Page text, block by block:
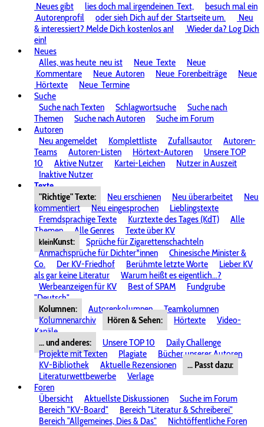
Neues gibt
lies doch mal irgendeinen Text,
besuch mal ein
Autorenprofil
oder sieh Dich auf der Startseite um.
Neu
& interessiert? Melde Dich kostenlos an!
Wieder da? Log Dich
ein!
Neues
Alles, was heute neu ist Neue Texte
Neue
Kommentare
Neue Autoren Neue Forenbeiträge
Neue
Hörtexte
Neue Termine
Suche
Suche nach Texten
Schlagwortsuche
Suche nach
Themen
Suche nach Autoren
Suche im Forum
Autoren
Neu angemeldet
Komplettliste Zufallsautor
Autoren-
Teams
Autoren-Listen Hörtext-Autoren
Unsere TOP
10
Aktive Nutzer Kartei-Leichen
Nutzer in Auszeit
Inaktive Nutzer
Texte
"Richtige" Texte:
Neu erschienen Neu überarbeitet
Neu
kommentiert
Neu eingesprochen
Lieblingstexte
Fremdsprachige Texte
Kurztexte des Tages (KdT)
Alle
Themen
Alle Genres Texte über KV
kleinKunst:
Sprüche für Zigarettenschachteln
Anmachsprüche für Dichter*innen
Chinesische Minister &
Co.
Der KV-Friedhof Berühmte letzte Worte
Lieber KV
als gar keine Literatur
Warum heißt es eigentlich...?
Werbeanzeigen für KV
Best of SPAM
Fundgrube
"Deutsch"
Kolumnen:
Autorenkolumnen
Teamkolumnen
Kolumnenarchiv
Hören & Sehen: Hörtexte
Video-
Kanäle
... und anderes:
Unsere TOP 10
Daily Challenge
Projekte mit Texten
Plagiate
Bücher unserer Autoren
KV-Bibliothek
Aktuelle Rezensionen
... Passt dazu:
Literaturwettbewerbe
Verlage
Foren
Übersicht
Aktuellste Diskussionen
Suche im Forum
Bereich "KV-Board"
Bereich "Literatur & Schreiberei"
Bereich "Allgemeines, Dies & Das"
Nichtöffentliche Foren